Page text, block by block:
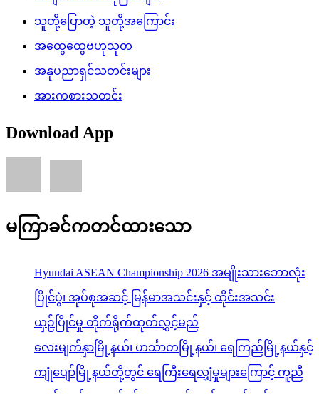
သူတို့ပြောတဲ့ သူတို့အကြောင်း
အထွေထွေဗဟုသုတ
အနုပညာရှင်သတင်းများ
အားကစားသတင်း
Download App
မကြာခင်ကတင်ထားသော
Hyundai ASEAN Championship 2026 အမျိုးသားဘောလုံး
ပြိုင်ပွဲ၊ အုပ်စုအဆင့် မြန်မာအသင်းနှင့် ထိုင်းအသင်း
ယှဉ်ပြိုင်မှု တိုက်ရိုက်ထုတ်လွှင့်မည်
လေးမျက်နှာမြို့နယ်၊ ဟင်္သာတမြို့နယ်၊ ရေကြည်မြို့နယ်နှင့်
ကျုံပျော်မြို့နယ်တို့တွင် ရေကြီးရေလျှံမှုများကြောင့် ကူညီ